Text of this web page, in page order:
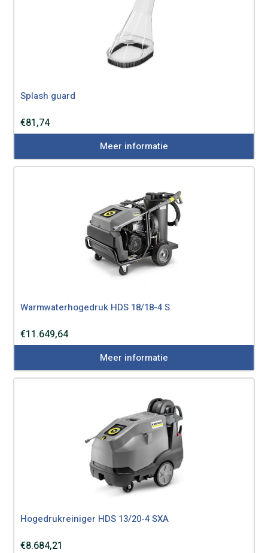
Splash guard
€81,74
Meer informatie
Warmwaterhogedruk HDS 18/18-4 S
€11.649,64
Meer informatie
Hogedrukreiniger HDS 13/20-4 SXA
€8.684,21